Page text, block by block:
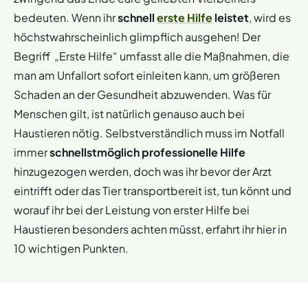
bedeuten. Wenn ihrschnellerste Hilfeleistet, wird es
höchstwahrscheinlich glimpflich ausgehen! Der
Begriff „Erste Hilfe“ umfasst alle die Maßnahmen, die
man am Unfallort sofort einleiten kann, um größeren
Schaden an der Gesundheit abzuwenden. Was für
Menschen gilt, ist natürlich genauso auch bei
Haustieren nötig. Selbstverständlich muss im Notfall
immerschnellstmöglich professionelle Hilfe
hinzugezogen werden, doch was ihr bevor der Arzt
eintrifft oder das Tier transportbereit ist, tun könnt und
worauf ihr bei der Leistung von erster Hilfe bei
Haustieren besonders achten müsst, erfahrt ihr hier in
10 wichtigen Punkten.